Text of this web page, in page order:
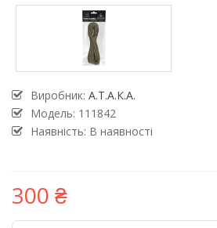
Виробник: А.Т.А.К.А.
Модель: 111842
Наявність: В наявності
300 ₴